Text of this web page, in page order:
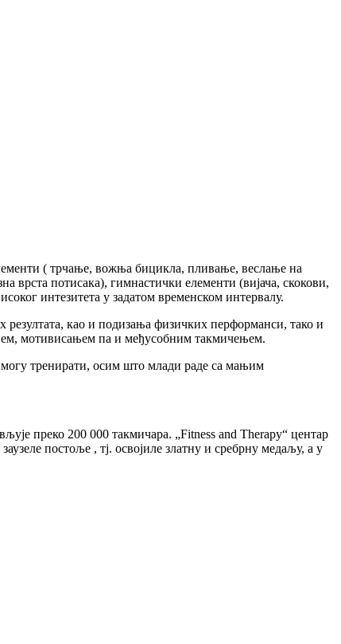
( трчање, вожња бицикла, пливање, веслање на
врста потисака), гимнастички елементи (вијача, скокови,
интезитета у задатом временском интервалу.
као и подизања физичких перформанси, тако и
мотивисањем па и међусобним такмичењем.
могу тренирати, осим што млади раде са мањим
преко 200 000 такмичара. „Fitness and Therapy“ центар
постоље , тј. освојиле златну и сребрну медаљу, а у